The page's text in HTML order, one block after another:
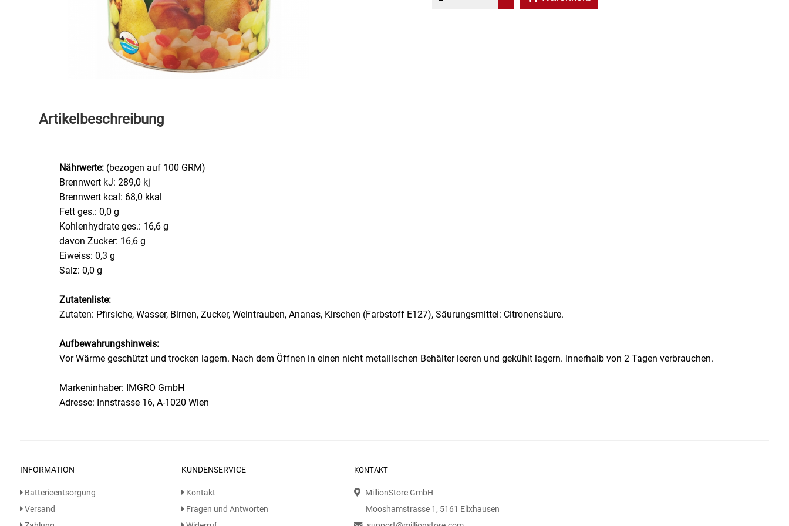
Speichermedien und Rohlinge
Convenience Obst & Gemüse
Einwegartikel / Trinkhalme
Elektrogeräte
Feinkost-/Fischkonserve
Fertiggerichte trocken
Garnierung
Artikelbeschreibung
Nährwerte:(bezogen auf 100 GRM)
Brennwert kJ: 289,0 kj
Brennwert kcal: 68,0 kkal
Fett ges.: 0,0 g
Kohlenhydrate ges.: 16,6 g
davon Zucker: 16,6 g
Eiweiss: 0,3 g
Salz: 0,0 g
Zutatenliste:
Zutaten: Pfirsiche, Wasser, Birnen, Zucker, Weintrauben, Ananas, Kirschen (Farbstoff E127), Säurungsmittel: Citronensäure.
Aufbewahrungshinweis:
Vor Wärme geschützt und trocken lagern. Nach dem Öffnen in einen nicht metallischen Behälter leeren und gekühlt lagern. Innerhalb von 2 Tagen verbrauchen.
Markeninhaber: IMGRO GmbH
Adresse: Innstrasse 16, A-1020 Wien
INFORMATION
Batterieentsorgung
Versand
KUNDENSERVICE
Kontakt
Fragen und Antworten
KONTAKT
MillionStore GmbH
Mooshamstrasse 1, 5161 Elixhausen